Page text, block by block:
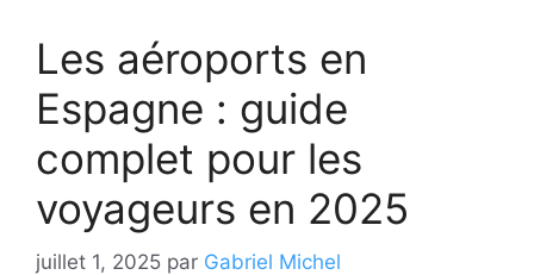
Les aéroports en
Espagne : guide
complet pour les
voyageurs en 2025
juillet 1, 2025 par Gabriel Michel